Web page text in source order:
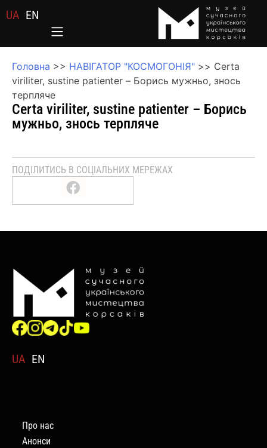
UA EN
Головна >> НАВІГАТОР "КОСМОГОНІЯ" >> Certa
viriliter, sustine patienter – Борись мужньо, знось
терпляче
Certa viriliter, sustine patienter – Борись
мужньо, знось терпляче
ПОДІЛИТИСЬ В СОЦІАЛЬНИХ МЕРЕЖАХ
UA EN
Про нас
Анонси